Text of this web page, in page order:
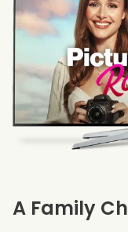
A Family